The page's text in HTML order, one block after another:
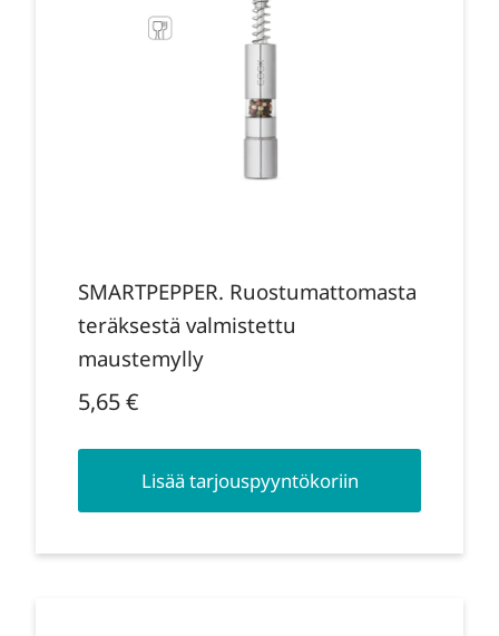
SMARTPEPPER. Ruostumattomasta
teräksestä valmistettu
maustemylly
5,65€
Lisää tarjouspyyntökoriin